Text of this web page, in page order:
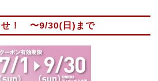
せ！ 〜9/30(日)まで